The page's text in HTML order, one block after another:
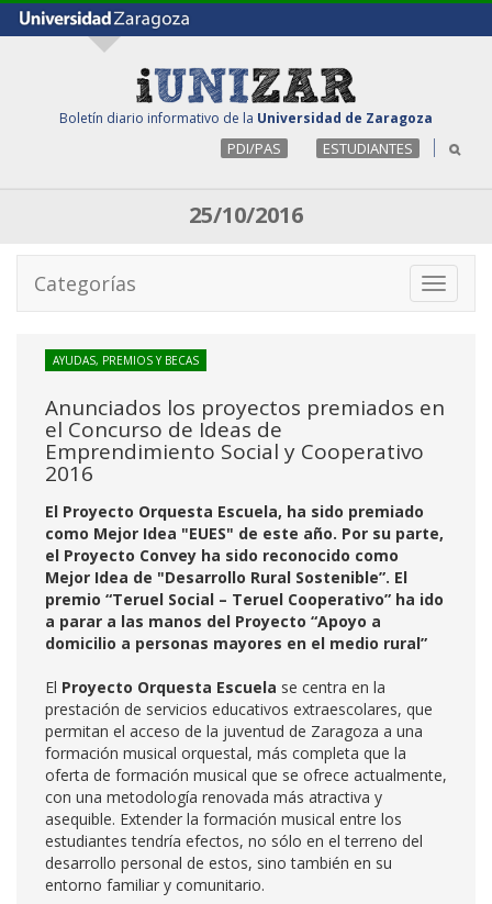
Boletín diario informativo de la Universidad de Zaragoza
PDI/PAS ESTUDIANTES
25/10/2016
Toggle
Categorías
AYUDAS, PREMIOS Y BECAS
Anunciados los proyectos premiados en
el Concurso de Ideas de
Emprendimiento Social y Cooperativo
2016
El Proyecto Orquesta Escuela, ha sido premiado
como Mejor Idea "EUES" de este año. Por su parte,
el Proyecto Convey ha sido reconocido como
Mejor Idea de "Desarrollo Rural Sostenible”. El
premio “Teruel Social – Teruel Cooperativo” ha ido
a parar a las manos del Proyecto “Apoyo a
domicilio a personas mayores en el medio rural”
El Proyecto Orquesta Escuela se centra en la
prestación de servicios educativos extraescolares, que
permitan el acceso de la juventud de Zaragoza a una
formación musical orquestal, más completa que la
oferta de formación musical que se ofrece actualmente,
con una metodología renovada más atractiva y
asequible. Extender la formación musical entre los
estudiantes tendría efectos, no sólo en el terreno del
desarrollo personal de estos, sino también en su
entorno familiar y comunitario.